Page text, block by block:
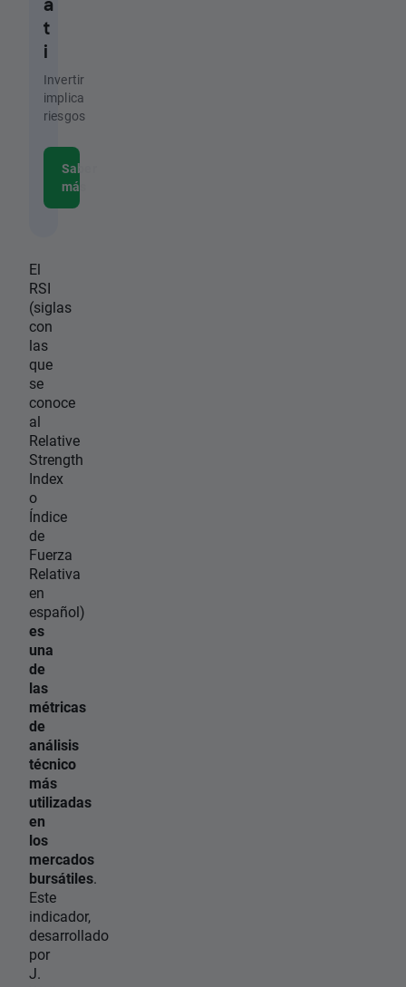
t
i
Invertir
implica
riesgos
Saber
más
El
RSI
(siglas
con
las
que
se
conoce
al
Relative
Strength
Index
o
Índice
de
Fuerza
Relativa
en
español)
es
una
de
las
métricas
de
análisis
técnico
más
utilizadas
en
los
mercados
bursátiles.
Este
indicador,
desarrollado
por
J.